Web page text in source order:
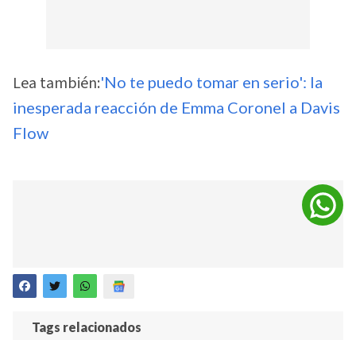
Lea también:'No te puedo tomar en serio': la
inesperada reacción de Emma Coronel a Davis
Flow
Tags relacionados